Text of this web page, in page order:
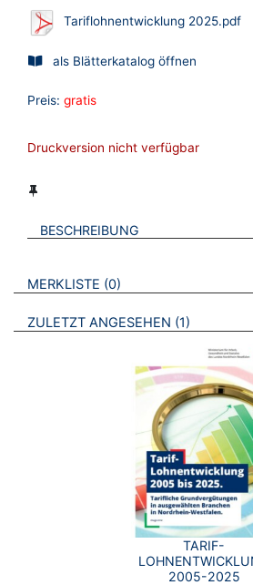
Tariflohnentwicklung 2025.pdf
als Blätterkatalog öffnen
Preis: gratis
Druckversion nicht verfügbar
BESCHREIBUNG
VERWEISE AUF VERMERKTE- ODER
MERKLISTE 0 BROSCHÜREN
ZULETZT ANGESEHEN 1
TARIF-
2005-2025